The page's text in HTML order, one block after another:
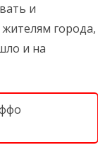
и
города,
и на